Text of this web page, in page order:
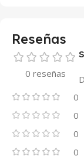
Reseñas
0 reseñas
0
0
0
0